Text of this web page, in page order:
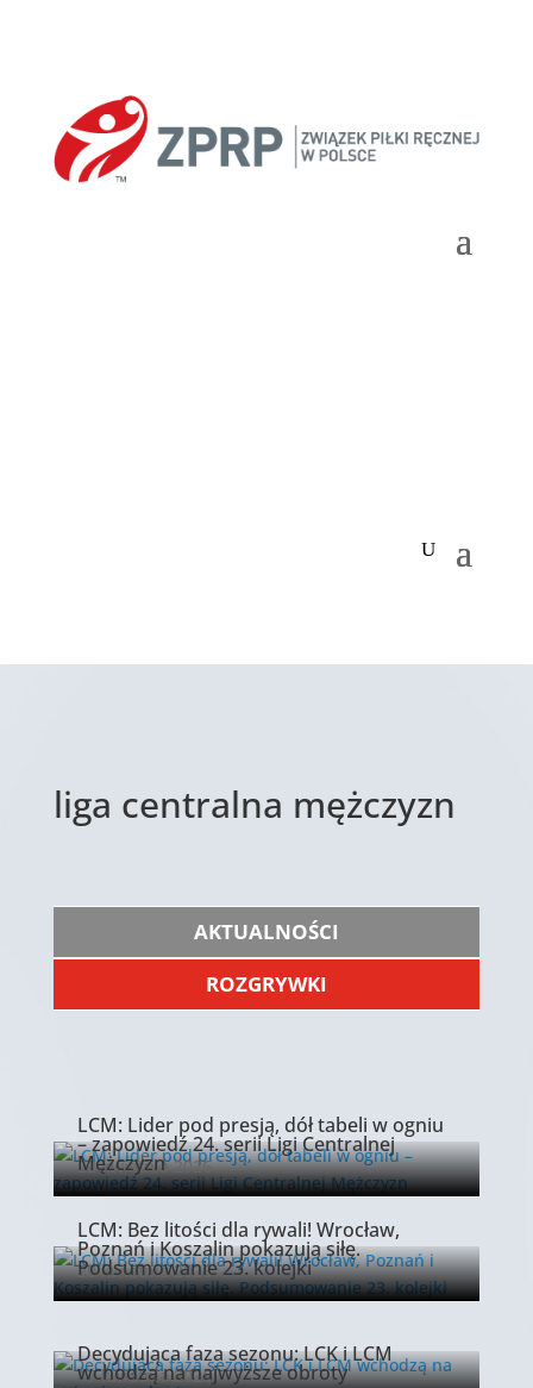
liga centralna mężczyzn
AKTUALNOŚCI
ROZGRYWKI
LCM: Lider pod presją, dół tabeli w ogniu
– zapowiedź 24. serii Ligi Centralnej
Mężczyzn
22 kwietnia 2026
LCM: Bez litości dla rywali! Wrocław,
Poznań i Koszalin pokazują siłę.
Podsumowanie 23. kolejki
20 kwietnia 2026
Decydująca faza sezonu: LCK i LCM
wchodzą na najwyższe obroty
17 kwietnia 2026